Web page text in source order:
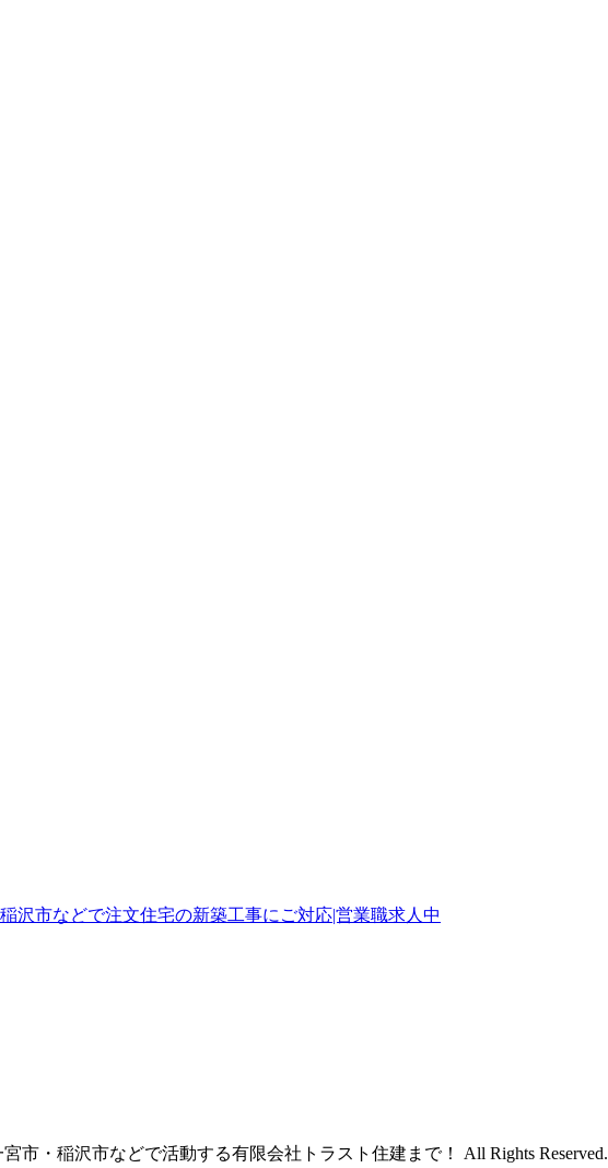
沢市などで注文住宅の新築工事にご対応|営業職求人中
市・稲沢市などで活動する有限会社トラスト住建まで！ All Rights Reserved.